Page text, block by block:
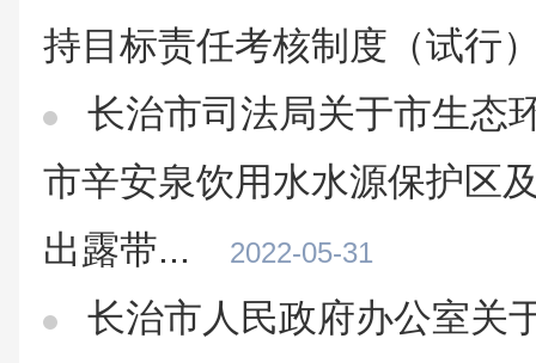
持目标责任考核制度（试行
长治市司法局关于市生态
市辛安泉饮用水水源保护区
出露带...
2022-05-31
长治市人民政府办公室关